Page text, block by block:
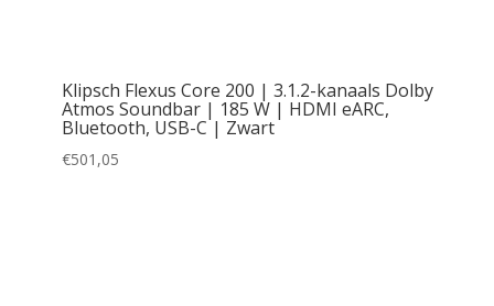
Klipsch Flexus Core 200 | 3.1.2-kanaals Dolby
Atmos Soundbar | 185 W | HDMI eARC,
Bluetooth, USB-C | Zwart
€501,05